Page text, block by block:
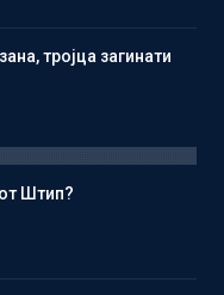
тројца загинати
Штип?